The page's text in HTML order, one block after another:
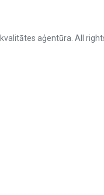
aģentūra. All